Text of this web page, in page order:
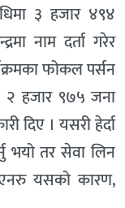
३ हजार ४९४
नाम दर्ता गरेर
फोकल पर्सन
२ हजार ९७५ जना
दिए । यसरी हेर्दा
भयो तर सेवा लिन
यसको कारण,